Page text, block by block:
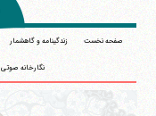
صفحه نخست زندگینامه و گاهشمار
نگارخانه صوتی